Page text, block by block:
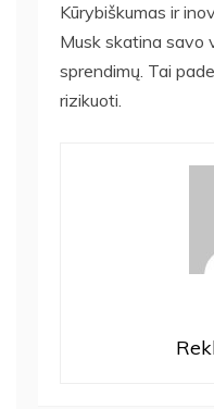
Kūrybiškumas ir
Musk skatina savo
sprendimų. Tai
rizikuoti.